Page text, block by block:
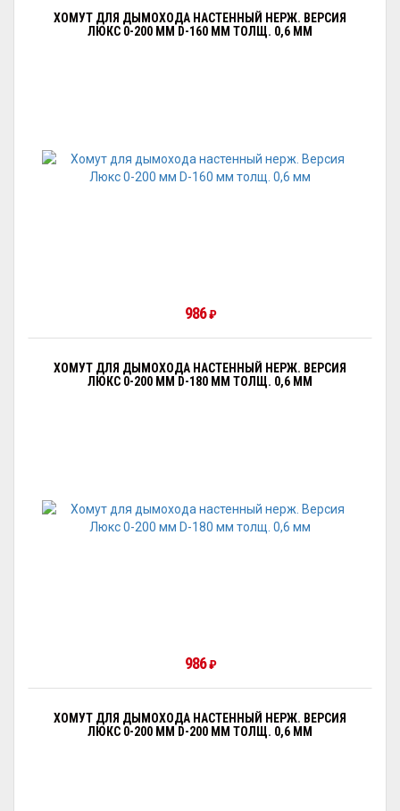
ХОМУТ ДЛЯ ДЫМОХОДА НАСТЕННЫЙ НЕРЖ. ВЕРСИЯ
ЛЮКС 0-200 ММ D-160 ММ ТОЛЩ. 0,6 ММ
986₽
ХОМУТ ДЛЯ ДЫМОХОДА НАСТЕННЫЙ НЕРЖ. ВЕРСИЯ
ЛЮКС 0-200 ММ D-180 ММ ТОЛЩ. 0,6 ММ
986₽
ХОМУТ ДЛЯ ДЫМОХОДА НАСТЕННЫЙ НЕРЖ. ВЕРСИЯ
ЛЮКС 0-200 ММ D-200 ММ ТОЛЩ. 0,6 ММ